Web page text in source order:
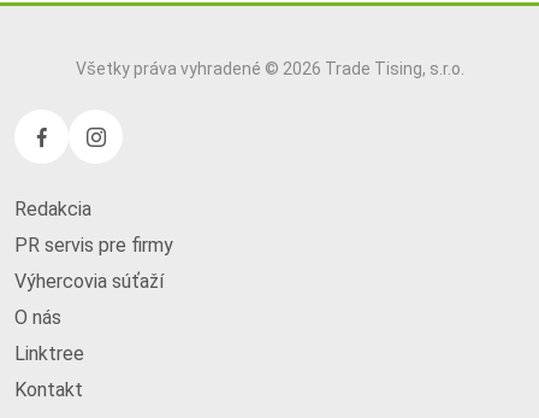
Všetky práva vyhradené © 2026 Trade Tising, s.r.o.
Redakcia
PR servis pre firmy
Výhercovia súťaží
O nás
Linktree
Kontakt